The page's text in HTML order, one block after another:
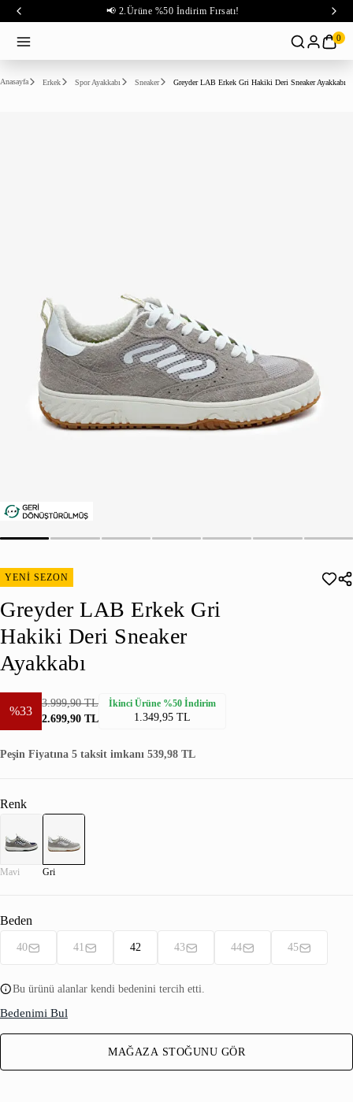
📢 2.Ürüne %50 İndirim Fırsatı!
0
Anasayfa Erkek Spor Ayakkabı Sneaker Greyder LAB Erkek Gri Hakiki Deri Sneaker Ayakkabı
YENİ SEZON
Greyder LAB Erkek Gri
Hakiki Deri Sneaker
Ayakkabı
%33
3.999,90 TL
2.699,90 TL
İkinci Ürüne %50 İndirim
1.349,95 TL
Peşin Fiyatına 5 taksit imkanı 539,98 TL
Renk
Mavi Gri
Beden
40 41 42 43 44 45
Bu ürünü alanlar kendi bedenini tercih etti.
Bedenimi Bul
MAĞAZA STOĞUNU GÖR